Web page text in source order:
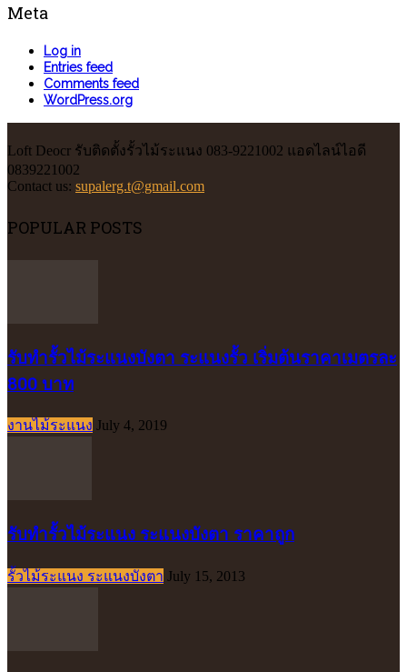
Meta
Log in
Entries feed
Comments feed
WordPress.org
Loft Deocr รับติดตั้งรั้วไม้ระแนง 083-9221002 แอดไลน์ไอดี
0839221002
Contact us: supalerg.t@gmail.com
POPULAR POSTS
รับทำรั้วไม้ระแนงบังตา ระแนงรั้ว เริ่มต้นราคาเมตรละ
800 บาท
งานไม้ระแนง July 4, 2019
รับทำรั้วไม้ระแนง ระแนงบังตา ราคาถูก
รั้วไม้ระแนง ระแนงบังตา July 15, 2013